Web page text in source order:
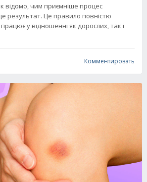
відомо, чим приємніше процес
результат. Це правило повністю
у відношенні як дорослих, так і
Комментировать